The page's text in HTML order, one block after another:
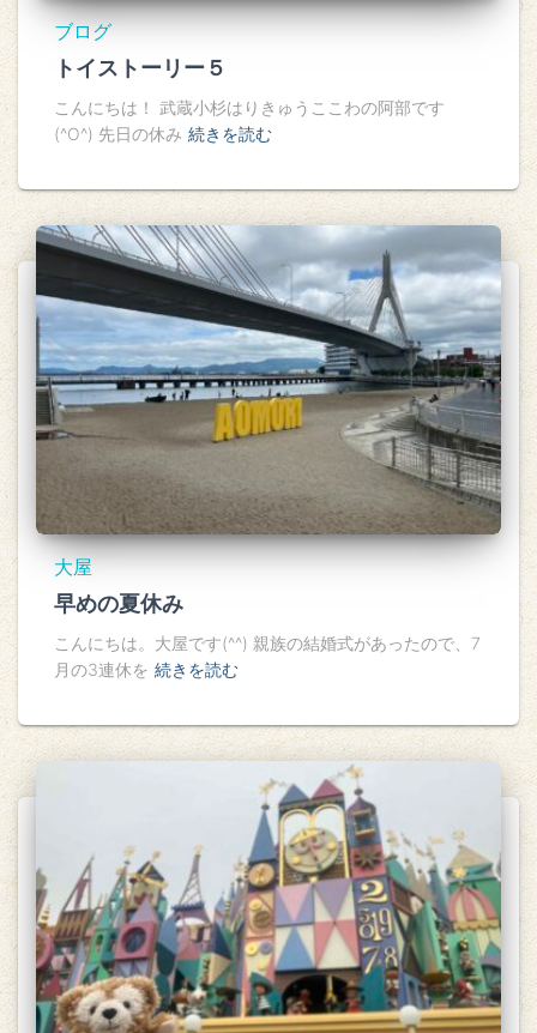
ブログ
トイストーリー５
こんにちは！ 武蔵小杉はりきゅうここわの阿部です
(^O^) 先日の休み 続きを読む
大屋
早めの夏休み
こんにちは。大屋です(^^) 親族の結婚式があったので、7
月の3連休を 続きを読む